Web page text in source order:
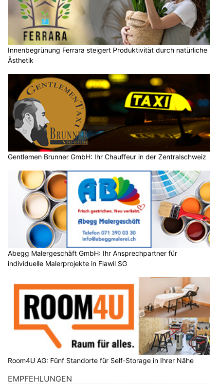
Innenbegrünung Ferrara steigert Produktivität durch natürliche
Ästhetik
Gentlemen Brunner GmbH: Ihr Chauffeur in der Zentralschweiz
Abegg Malergeschäft GmbH: Ihr Ansprechpartner für
individuelle Malerprojekte in Flawil SG
Room4U AG: Fünf Standorte für Self-Storage in Ihrer Nähe
EMPFEHLUNGEN